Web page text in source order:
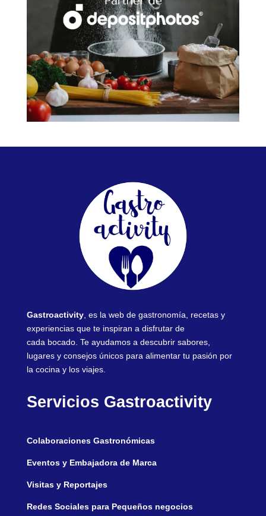
Gastroactivity, es la web de gastronomía, recetas y
experiencias que te inspiran a disfrutar de
cada bocado. Te ayudamos a descubrir sabores,
lugares y consejos únicos para alimentar tu pasión por
la cocina y los viajes.
Servicios Gastroactivity
Colaboraciones Gastronómicas
Eventos y Embajadora de Marca
Visitas y Reportajes
Redes Sociales para Pequeños negocios